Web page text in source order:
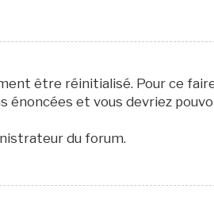
être réinitialisé. Pour ce
énoncées et vous devriez
du forum.